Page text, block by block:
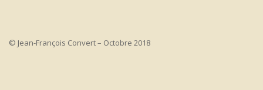
© Jean-François Convert – Octobre 2018